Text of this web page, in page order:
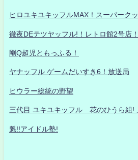
ヒロユキユキッフルMAX！スーパークッ
徹夜DEテツヤッフル!！レトロ館2号店！
剛Q超児ともっふる！
ヤナッフル ゲームだいすき6！放送局
ヒウラー総統の野望
三代目 ユキユキッフル 花のひうら組!
魁!!アイドル塾!